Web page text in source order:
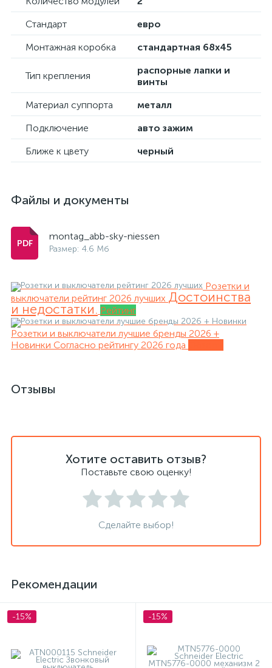
Стандарт
евро
Монтажная коробка
стандартная 68х45
Тип крепления
распорные лапки и
винты
Материал суппорта
металл
Подключение
авто зажим
Ближе к цвету
черный
Файлы и документы
montag_abb-sky-niessen
Размер: 4.6 Мб
Розетки и
выключатели рейтинг 2026 лучших Достоинства
и недостатки. Рейтинг
Розетки и выключатели лучшие бренды 2026 +
Новинки Согласно рейтингу 2026 года
Отзывы
Хотите оставить отзыв?
Поставьте свою оценку!
Сделайте выбор!
Рекомендации
-15% -15%